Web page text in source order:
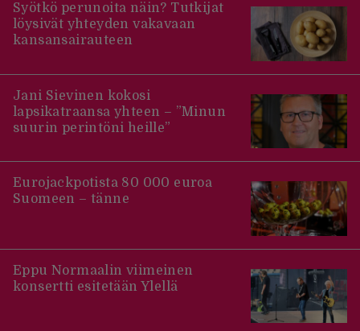
Syötkö perunoita näin? Tutkijat
löysivät yhteyden vakavaan
kansansairauteen
Jani Sievinen kokosi
lapsikatraansa yhteen – ”Minun
suurin perintöni heille”
Eurojackpotista 80 000 euroa
Suomeen – tänne
Eppu Normaalin viimeinen
konsertti esitetään Ylellä